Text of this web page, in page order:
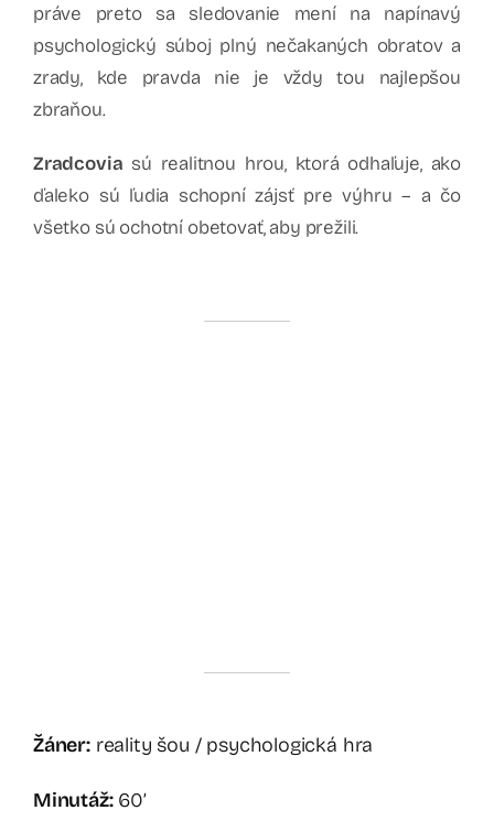
práve preto sa sledovanie mení na napínavý
psychologický súboj plný nečakaných obratov a
zrady, kde pravda nie je vždy tou najlepšou
zbraňou.
Zradcovia sú realitnou hrou, ktorá odhaľuje, ako
ďaleko sú ľudia schopní zájsť pre výhru – a čo
všetko sú ochotní obetovať, aby prežili.
Žáner:reality šou / psychologická hra
Minutáž:60’